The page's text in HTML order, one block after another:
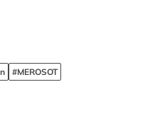
#MEROSOT